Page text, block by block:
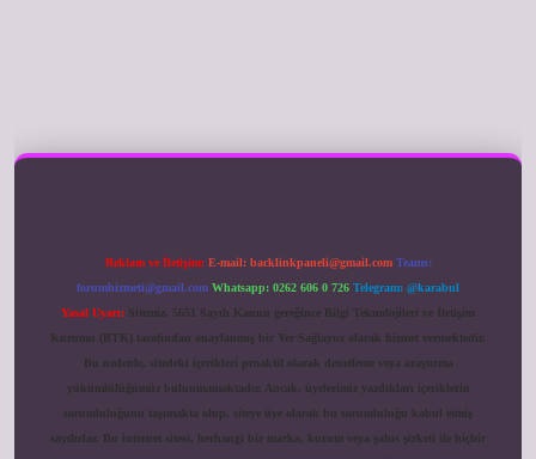
Reklam ve İletişim: E-mail: backlinkpaneli@gmail.com Teams:
forumhizmeti@gmail.com Whatsapp: 0262 606 0 726 Telegram: @karabul
Yasal Uyarı: Sitemiz, 5651 Sayılı Kanun gereğince Bilgi Teknolojileri ve İletişim
Kurumu (BTK) tarafından onaylanmış bir Yer Sağlayıcı olarak hizmet vermektedir.
Bu nedenle, sitedeki içerikleri proaktif olarak denetleme veya araştırma
yükümlülüğümüz bulunmamaktadır. Ancak, üyelerimiz yazdıkları içeriklerin
sorumluluğunu taşımakta olup, siteye üye olarak bu sorumluluğu kabul etmiş
sayılırlar. Bu internet sitesi, herhangi bir marka, kurum veya şahıs şirketi ile hiçbir